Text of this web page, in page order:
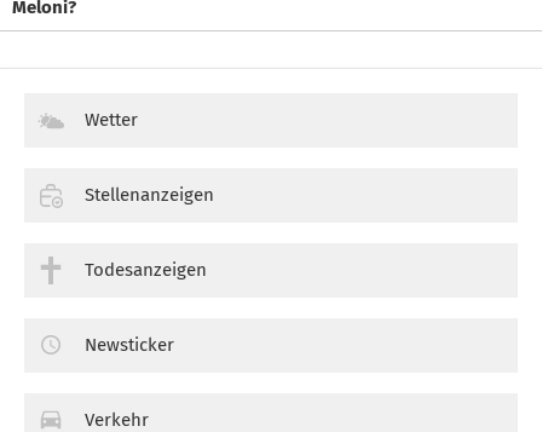
Meloni?
Wetter
Stellenanzeigen
Todesanzeigen
Newsticker
Verkehr